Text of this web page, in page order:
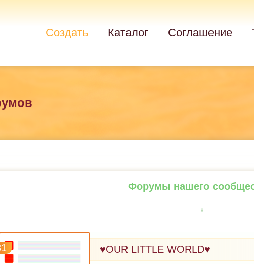
Создать Каталог Соглашение
Форумы нашего
♥OUR LITTLE WORLD♥